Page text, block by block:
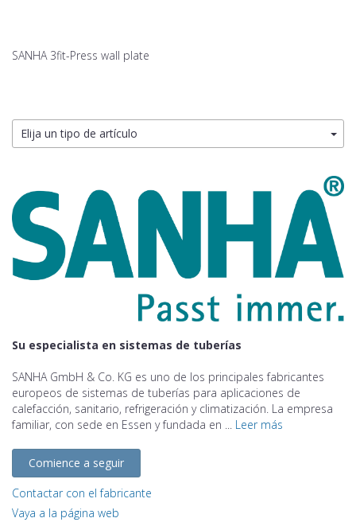
SANHA 3fit-Press wall plate
Elija un tipo de artículo
Su especialista en sistemas de tuberías
SANHA GmbH & Co. KG es uno de los principales fabricantes
europeos de sistemas de tuberías para aplicaciones de
calefacción, sanitario, refrigeración y climatización. La empresa
familiar, con sede en Essen y fundada en ... Leer más
Comience a seguir
Contactar con el fabricante
Vaya a la página web